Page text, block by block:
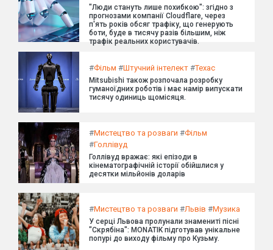
"Люди стануть лише похибкою": згідно з
прогнозами компанії Cloudflare, через
п'ять років обсяг трафіку, що генерують
боти, буде в тисячу разів більшим, ніж
трафік реальних користувачів.
#Фільм #Штучний інтелект #Техас
Mitsubishi також розпочала розробку
гуманоїдних роботів і має намір випускати
тисячу одиниць щомісяця.
#Мистецтво та розваги #Фільм
#Голлівуд
Голлівуд вражає: які епізоди в
кінематографічній історії обійшлися у
десятки мільйонів доларів
#Мистецтво та розваги #Львів #Музика
У серці Львова пролунали знамениті пісні
"Скрябіна": MONATIK підготував унікальне
попурі до виходу фільму про Кузьму.